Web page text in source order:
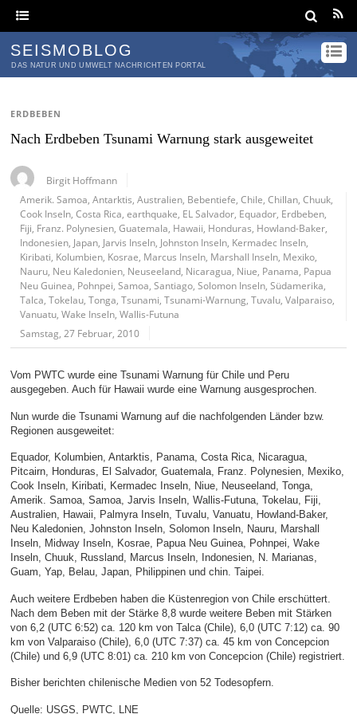
SEISMOBLOG
DAS NATUR UND UMWELT NACHRICHTEN PORTAL
ERDBEBEN
Nach Erdbeben Tsunami Warnung stark ausgeweitet
Birgit Hoffmann
Amerik. Samoa ,Antarktis ,Australien Bebentiefe ,Chile ,Chillan ,Chuuk
Cook Inseln ,Costa Rica ,earthquake EL Salvador Equador Erdbeben
Fiji Franz. Polynesien ,Guatemala Hawaii Honduras Howland-Baker
Indonesien Japan Jarvis Inseln Johnston Inseln Kermadec Inseln
Kiribati Kolumbien Kosrae Marcus Inseln Marshall Inseln Mexiko
Nauru Neu Kaledonien Neuseeland Nicaragua Niue Panama Papua
Neu Guinea Pohnpei ,Samoa ,Santiago ,Solomon Inseln ,Südamerika
Talca ,Tokelau ,Tonga ,Tsunami ,Tsunami-Warnung ,Tuvalu ,Valparaiso
Vanuatu ,Wake Inseln ,Wallis-Futuna
Samstag, 27 Februar, 2010
Vom PWTC wurde eine Tsunami Warnung für Chile und Peru
ausgegeben. Auch für Hawaii wurde eine Warnung ausgesprochen.
Nun wurde die Tsunami Warnung auf die nachfolgenden Länder bzw.
Regionen ausgeweitet:
Equador, Kolumbien, Antarktis, Panama, Costa Rica, Nicaragua,
Pitcairn, Honduras, El Salvador, Guatemala, Franz. Polynesien, Mexiko,
Cook Inseln, Kiribati, Kermadec Inseln, Niue, Neuseeland, Tonga,
Amerik. Samoa, Samoa, Jarvis Inseln, Wallis-Futuna, Tokelau, Fiji,
Australien, Hawaii, Palmyra Inseln, Tuvalu, Vanuatu, Howland-Baker,
Neu Kaledonien, Johnston Inseln, Solomon Inseln, Nauru, Marshall
Inseln, Midway Inseln, Kosrae, Papua Neu Guinea, Pohnpei, Wake
Inseln, Chuuk, Russland, Marcus Inseln, Indonesien, N. Marianas,
Guam, Yap, Belau, Japan, Philippinen und chin. Taipei.
Auch weitere Erdbeben haben die Küstenregion von Chile erschüttert.
Nach dem Beben mit der Stärke 8,8 wurde weitere Beben mit Stärken
von 6,2 (UTC 6:52) ca. 120 km von Talca (Chile), 6,0 (UTC 7:12) ca. 90
km von Valparaiso (Chile), 6,0 (UTC 7:37) ca. 45 km von Concepcion
(Chile) und 6,9 (UTC 8:01) ca. 210 km von Concepcion (Chile) registriert.
Bisher berichten chilenische Medien von 52 Todesopfern.
Quelle: USGS, PWTC, LNE